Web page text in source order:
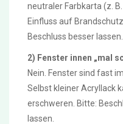
neutraler Farbkarta (z.
Einfluss auf
Beschluss besser lassen.
2) Fenster innen „mal
Nein. Fenster sind fast
Selbst kleiner Acryllack
erschweren. Bitte:
lassen.